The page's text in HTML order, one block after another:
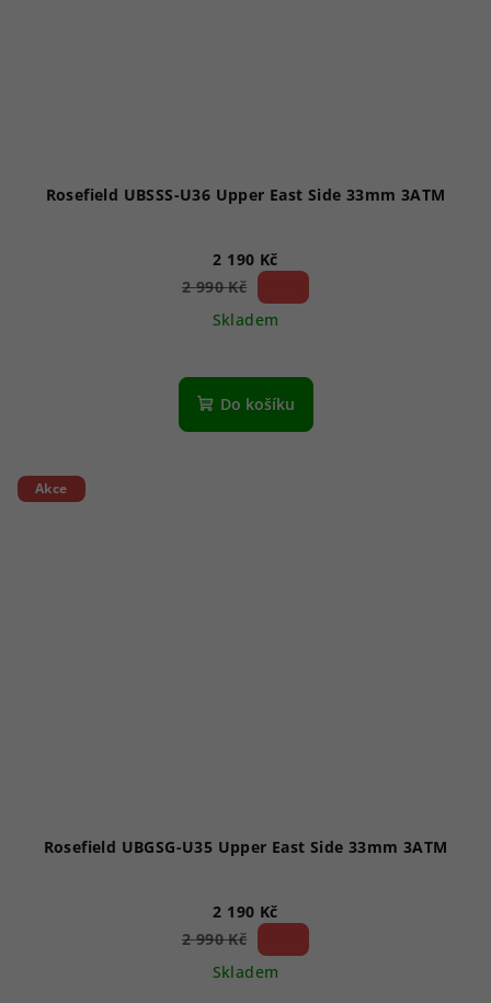
Rosefield UBSSS-U36 Upper East Side 33mm 3ATM
2 190 Kč
2 990 Kč
Skladem
Do košíku
Akce
Rosefield UBGSG-U35 Upper East Side 33mm 3ATM
2 190 Kč
2 990 Kč
Skladem